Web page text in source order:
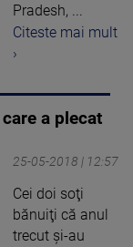
Pradesh, ...
Citeste mai mult
›
a plecat
25-05-2018 | 12:57
Cei doi soţi
bănuiţi că anul
trecut şi-au